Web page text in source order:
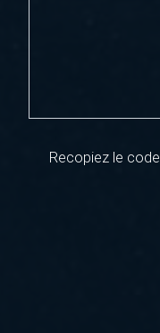
Recopiez le